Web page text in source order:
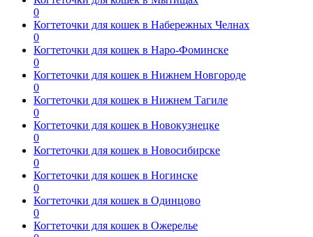
0
Когтеточки для кошек в Набережных Челнах
0
Когтеточки для кошек в Наро-Фоминске
0
Когтеточки для кошек в Нижнем Новгороде
0
Когтеточки для кошек в Нижнем Тагиле
0
Когтеточки для кошек в Новокузнецке
0
Когтеточки для кошек в Новосибирске
0
Когтеточки для кошек в Ногинске
0
Когтеточки для кошек в Одинцово
0
Когтеточки для кошек в Ожерелье